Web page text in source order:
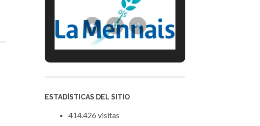
ESTADÍSTICAS DEL SITIO
414.426 visitas